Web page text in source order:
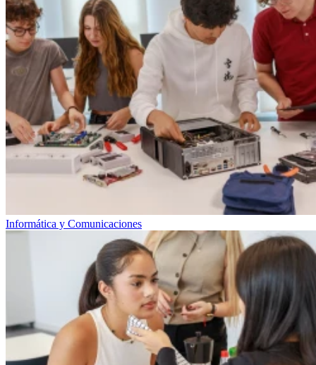
Informática y Comunicaciones